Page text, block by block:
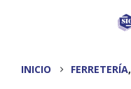
INICIO FERRETERÍA,